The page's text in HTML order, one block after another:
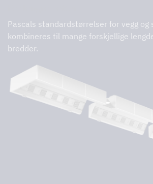
Pascals standardstørrelser for vegg og
kombineres til mange forskjellige
bredder.